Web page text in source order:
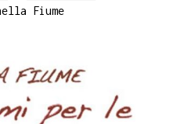
Fiume